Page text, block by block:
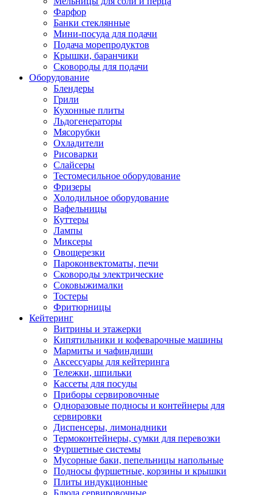
Фарфор
Банки стеклянные
Мини-посуда для подачи
Подача морепродуктов
Крышки, баранчики
Сковороды для подачи
Оборудование
Блендеры
Грили
Кухонные плиты
Льдогенераторы
Мясорубки
Охладители
Рисоварки
Слайсеры
Тестомесильное оборудование
Фризеры
Холодильное оборудование
Вафельницы
Куттеры
Лампы
Миксеры
Овощерезки
Пароконвектоматы, печи
Сковороды электрические
Соковыжималки
Тостеры
Фритюрницы
Кейтеринг
Витрины и этажерки
Кипятильники и кофеварочные машины
Мармиты и чафиндиши
Аксессуары для кейтеринга
Тележки, шпильки
Кассеты для посуды
Приборы сервировочные
Одноразовые подносы и контейнеры для
сервировки
Диспенсеры, лимонадники
Термоконтейнеры, сумки для перевозки
Фуршетные системы
Мусорные баки, пепельницы напольные
Подносы фуршетные, корзины и крышки
Плиты индукционные
Блюда сервировочные